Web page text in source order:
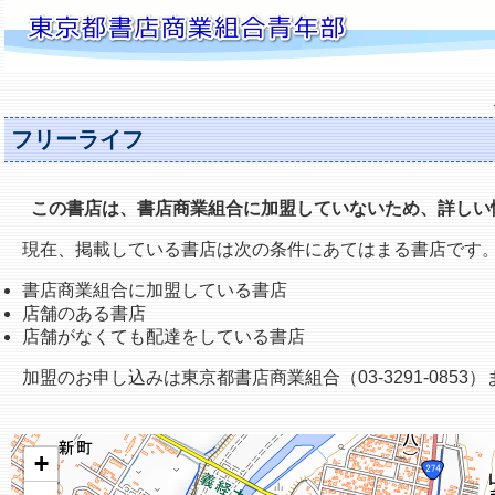
フリーライフ
この書店は、書店商業組合に加盟していないため、詳し
現在、掲載している書店は次の条件にあてはまる書店です
書店商業組合に加盟している書店
店舗のある書店
店舗がなくても配達をしている書店
加盟のお申し込みは東京都書店商業組合（03-3291-0853）
+